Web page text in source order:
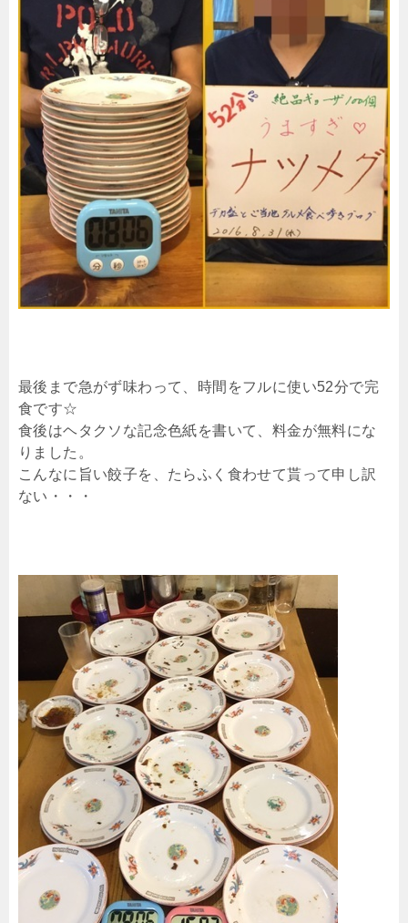
最後まで急がず味わって、時間をフルに使い52分で完
食です☆
食後はヘタクソな記念色紙を書いて、料金が無料にな
りました。
こんなに旨い餃子を、たらふく食わせて貰って申し訳
ない・・・